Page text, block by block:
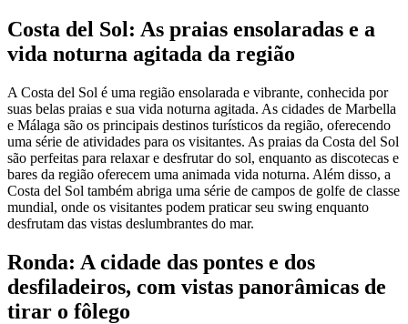
Costa del Sol: As praias ensolaradas e a
vida noturna agitada da região
A Costa del Sol é uma região ensolarada e vibrante, conhecida por
suas belas praias e sua vida noturna agitada. As cidades de Marbella
e Málaga são os principais destinos turísticos da região, oferecendo
uma série de atividades para os visitantes. As praias da Costa del Sol
são perfeitas para relaxar e desfrutar do sol, enquanto as discotecas e
bares da região oferecem uma animada vida noturna. Além disso, a
Costa del Sol também abriga uma série de campos de golfe de classe
mundial, onde os visitantes podem praticar seu swing enquanto
desfrutam das vistas deslumbrantes do mar.
Ronda: A cidade das pontes e dos
desfiladeiros, com vistas panorâmicas de
tirar o fôlego